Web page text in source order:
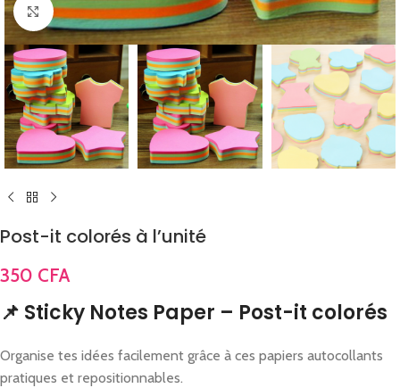
Click to enlarge
Post-it colorés à l’unité
350 CFA
📌 Sticky Notes Paper – Post-it colorés
Organise tes idées facilement grâce à ces papiers autocollants
pratiques et repositionnables.